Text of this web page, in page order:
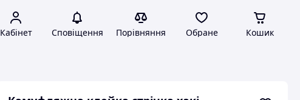
Кабінет Сповіщення Порівняння Обране Кошик